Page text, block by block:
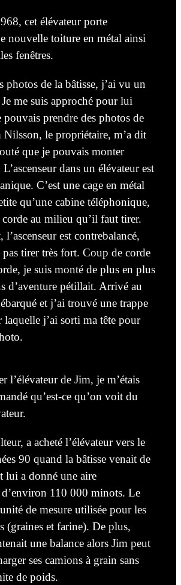
cet élévateur porte
nouvelle toiture en métal ainsi
fenêtres.
photos de la bâtisse, j’ai vu un
me suis approché pour lui
pouvais prendre des photos de
Nilsson, le propriétaire, m’a dit
que je pouvais monter
dans un élévateur est
C’est une cage en métal
qu’une cabine téléphonique,
corde au milieu qu’il faut tirer.
l’ascenseur est contrebalancé,
tirer très fort. Coup de corde
je suis monté de plus en plus
d’aventure pétillait. Arrivé au
et j’ai trouvé une trappe
j’ai sorti ma tête pour
l’élévateur de Jim, je m’étais
qu’est-ce qu’on voit du
a acheté l’élévateur vers le
90 quand la bâtisse venait de
lui a donné une aire
d’environ 110 000 minots. Le
de mesure utilisée pour les
(graines et farine). De plus,
une balance alors Jim peut
ses camions à grain sans
de poids.